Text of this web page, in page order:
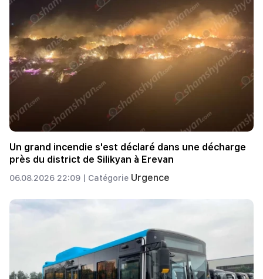
Un grand incendie s'est déclaré dans une décharge
près du district de Silikyan à Erevan
06.08.2026 22:09 | Catégorie Urgence